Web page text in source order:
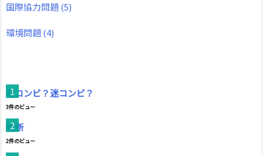
国際協力問題(5)
環境問題(4)
名コンビ？迷コンビ？
3件のビュー
判断
2件のビュー